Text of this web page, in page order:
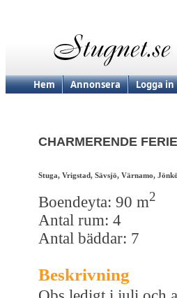
Hem Annonsera Logga in
CHARMERENDE
Stuga, Vrigstad, Sävsjö, Värnamo,
Boendeyta: 90 m2
Antal rum: 4
Antal bäddar: 7
Beskrivning